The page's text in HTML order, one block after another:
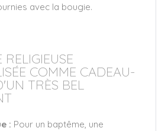
avec la bougie.
COMME CADEAU-
TRÈS BEL
: Pour un baptême, une